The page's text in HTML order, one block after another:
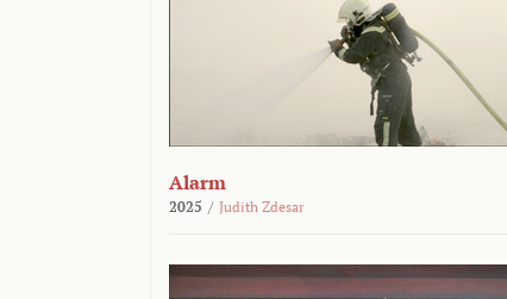
Alarm
2025 / Judith Zdesar